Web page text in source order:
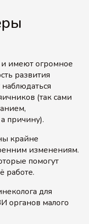
имеют огромное
развития
(так сами
причину).
крайне
изменениям.
помогут
работе.
для
органов малого